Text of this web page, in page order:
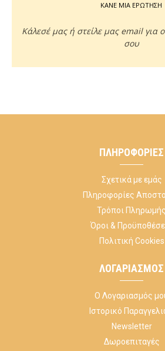
ΚΑΝΕ ΜΙΑ ΕΡΩΤΗΣΗ
Κάλεσέ μας ή στείλε μας email για
σου
ΠΛΗΡΟΦΟΡΊΕΣ
Σχετικά με εμάς
Πληροφορίες
Τρόποι Πληρωμής
Όροι &
Πολιτική Cookies
ΛΟΓΑΡΙΑΣΜΌΣ
Ο Λογαριασμός
Ιστορικό
Newsletter
Δωροεπιταγές